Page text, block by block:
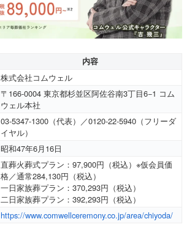
内容
株式会社コムウェル
〒166-0004 東京都杉並区阿佐谷南3丁目6−1 コム
ウェル本社
03-5347-1300（代表）／0120-22-5940（フリーダ
イヤル）
昭和47年6月16日
直葬火葬式プラン：97,900円（税込）※仮会員価
格／通常284,130円（税込）
一日家族葬プラン：370,293円（税込）
二日家族葬プラン：392,293円（税込）
https://www.comwellceremony.co.jp/area/chiyoda/